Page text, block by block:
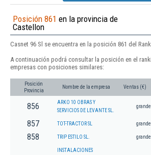
Posición 861 en la provincia de
Castellon
Casnet 96 Sl se encuentra en la posición 861 del
A continuación podrá consultar la posición en el
empresas con posiciones similares:
Posición
Provincia
Nombre de la empresa Ventas (€)
856
ARKO 10 OBRAS Y
SERVICIOS DE LEVANTE SL.
grande
857 TOT-TRACTOR SL grande
858 TRIP ESTILO SL. grande
INSTALACIONES